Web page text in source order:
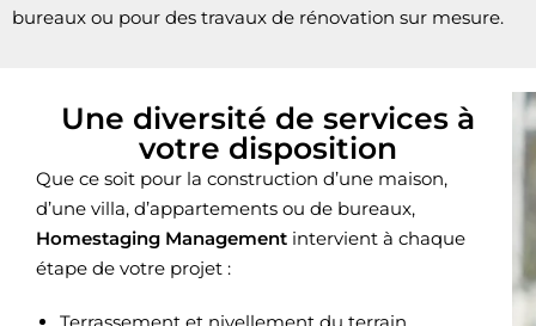
bureaux ou pour des travaux de rénovation sur mesure.
Une diversité de services à
votre disposition
Que ce soit pour la construction d’une maison,
d’une villa, d’appartements ou de bureaux,
Homestaging Management intervient à chaque
étape de votre projet :